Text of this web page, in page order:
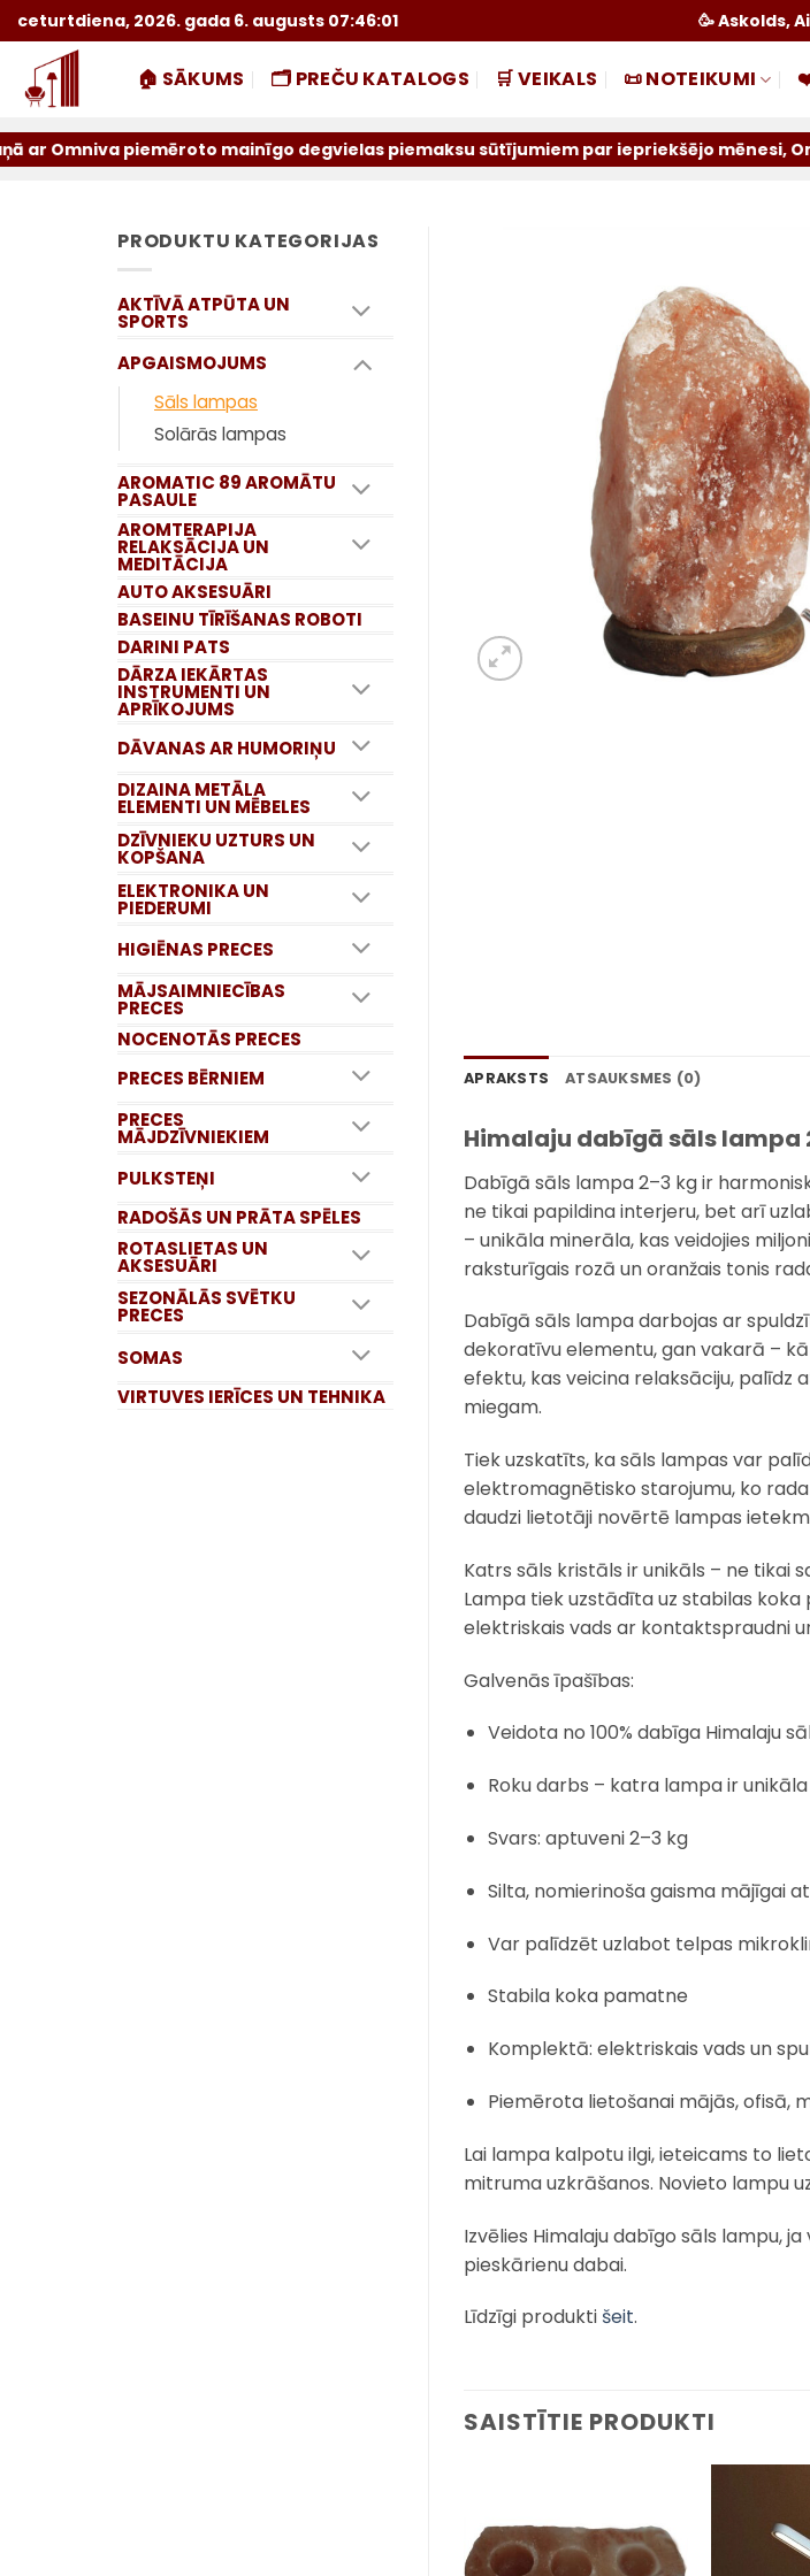
Skip
to
content
ceturtdiena, 2026. gada 6. augusts 07:46:02 🥳 Askolds,
🏠 SĀKUMS 🗂️ PREČU KATALOGS 🛒 VEIKALS 📜 NOTEIKUMI
piemēroto mainīgo degvielas piemaksu sūtījumiem par iepriekšējo mēnesi, Omniva
PRODUKTU KATEGORIJAS
AKTĪVĀ ATPŪTA UN
SPORTS
APGAISMOJUMS
Sāls lampas
Solārās lampas
AROMATIC 89 AROMĀTU
PASAULE
AROMTERAPIJA
RELAKSĀCIJA UN
MEDITĀCIJA
AUTO AKSESUĀRI
BASEINU TĪRĪŠANAS ROBOTI
DARINI PATS
DĀRZA IEKĀRTAS
INSTRUMENTI UN
APRĪKOJUMS
DĀVANAS AR HUMORIŅU
DIZAINA METĀLA
ELEMENTI UN MĒBELES
DZĪVNIEKU UZTURS UN
KOPŠANA
ELEKTRONIKA UN
PIEDERUMI
HIGIĒNAS PRECES
MĀJSAIMNIECĪBAS
PRECES
NOCENOTĀS PRECES
PRECES BĒRNIEM
PRECES
MĀJDZĪVNIEKIEM
PULKSTEŅI
RADOŠĀS UN PRĀTA SPĒLES
ROTASLIETAS UN
AKSESUĀRI
SEZONĀLĀS SVĒTKU
PRECES
SOMAS
VIRTUVES IERĪCES UN TEHNIKA
APRAKSTS ATSAUKSMES (0)
Himalaju dabīgā sāls lampa
Dabīgā sāls lampa 2–3 kg ir
ne tikai papildina interjeru, bet arī
– unikāla minerāla, kas veidojies
raksturīgais rozā un oranžais tonis
Dabīgā sāls lampa darbojas ar
dekoratīvu elementu, gan vakarā –
efektu, kas veicina relaksāciju,
miegam.
Tiek uzskatīts, ka sāls lampas var
elektromagnētisko starojumu, ko
daudzi lietotāji novērtē lampas
Katrs sāls kristāls ir unikāls – ne tikai
Lampa tiek uzstādīta uz stabilas
elektriskais vads ar kontaktspraudni
Galvenās īpašības:
Veidota no 100% dabīga Himalaju
Roku darbs – katra lampa ir unikāla
Svars: aptuveni 2–3 kg
Silta, nomierinoša gaisma mājīgai
Var palīdzēt uzlabot telpas
Stabila koka pamatne
Komplektā: elektriskais vads un
Piemērota lietošanai mājās, ofisā,
Lai lampa kalpotu ilgi, ieteicams to
mitruma uzkrāšanos. Novieto lampu
Izvēlies Himalaju dabīgo sāls lampu,
pieskārienu dabai.
Līdzīgi produkti šeit.
SAISTĪTIE PRODUKTI
Pievienot
sarakstam